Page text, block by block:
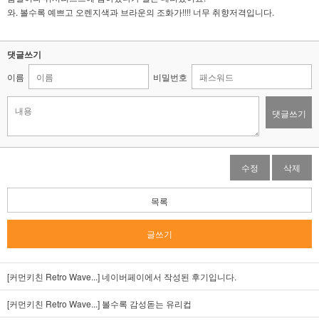
와. 볼수록 예쁘고 오렌지색과 브라운의 조화가!!!! 너무 취향저격입니다.
댓글쓰기
이름 비밀번호
댓글쓰기
수정 삭제
목록
글쓰기
[커먼키친 Retro Wave...]네이버페이에서 작성된 후기입니다.
[커먼키친 Retro Wave...] 볼수록 감성돋는 유리컵